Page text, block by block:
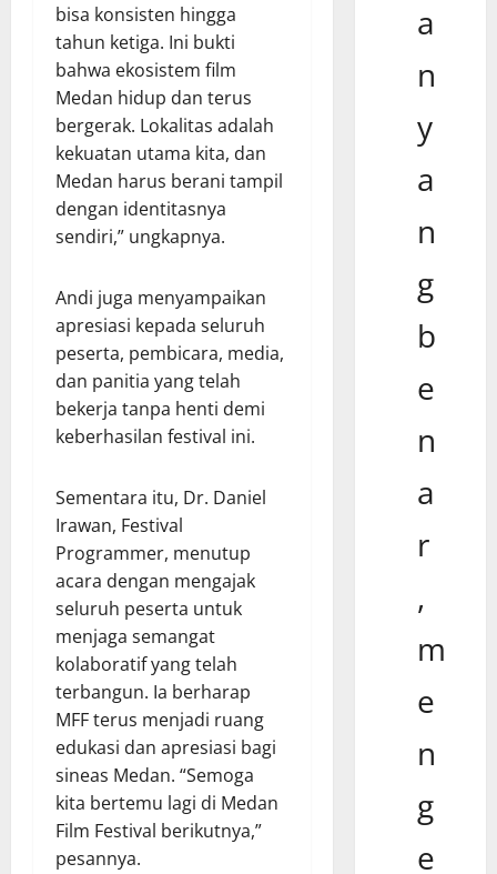
bisa konsisten hingga
tahun ketiga. Ini bukti
bahwa ekosistem film
Medan hidup dan terus
bergerak. Lokalitas adalah
kekuatan utama kita, dan
Medan harus berani tampil
dengan identitasnya
sendiri,” ungkapnya.
Andi juga menyampaikan
apresiasi kepada seluruh
peserta, pembicara, media,
dan panitia yang telah
bekerja tanpa henti demi
keberhasilan festival ini.
Sementara itu, Dr. Daniel
Irawan, Festival
Programmer, menutup
acara dengan mengajak
seluruh peserta untuk
menjaga semangat
kolaboratif yang telah
terbangun. Ia berharap
MFF terus menjadi ruang
edukasi dan apresiasi bagi
sineas Medan. “Semoga
kita bertemu lagi di Medan
Film Festival berikutnya,”
pesannya.
a
n
y
a
n
g
b
e
n
a
r
,
m
e
n
g
e